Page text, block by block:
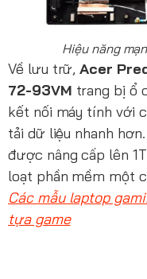
Hiệu năng
Về lưu trữ,Acer
72-93VM trang bị ổ
kết nối máy tính với
tải dữ liệu nhanh
được nâng cấp lên
loạt phần mềm một
Các mẫu laptop
tựa game